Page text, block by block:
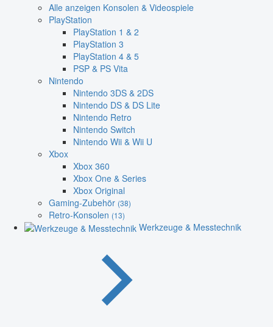
Alle anzeigen Konsolen & Videospiele
PlayStation
PlayStation 1 & 2
PlayStation 3
PlayStation 4 & 5
PSP & PS Vita
Nintendo
Nintendo 3DS & 2DS
Nintendo DS & DS Lite
Nintendo Retro
Nintendo Switch
Nintendo Wii & Wii U
Xbox
Xbox 360
Xbox One & Series
Xbox Original
Gaming-Zubehör (38)
Retro-Konsolen (13)
Werkzeuge & Messtechnik